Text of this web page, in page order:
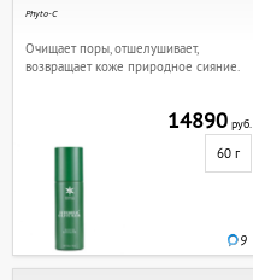
Phyto-C
Очищает поры, отшелушивает,
возвращает коже природное сияние.
14890руб.
60 г
9